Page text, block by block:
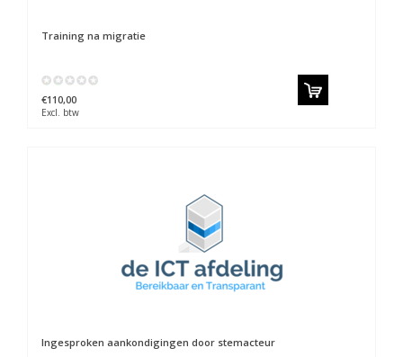
Training na migratie
€110,00
Excl. btw
Ingesproken aankondigingen door stemacteur